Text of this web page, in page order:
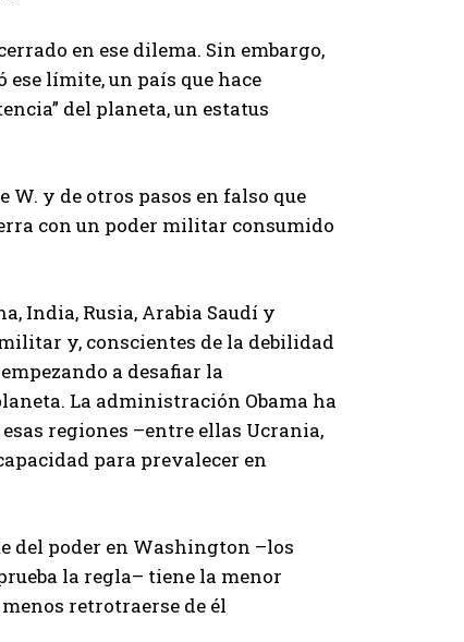
en ese dilema. Sin embargo,
ese límite, un país que hace
del planeta, un estatus
W. y de otros pasos en falso que
con un poder militar consumido
India, Rusia, Arabia Saudí y
y, conscientes de la debilidad
a desafiar la
La administración Obama ha
regiones –entre ellas Ucrania,
para prevalecer en
del poder en Washington –los
la regla– tiene la menor
retrotraerse de él